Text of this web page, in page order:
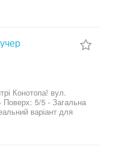
Локація:
в будинку,чудова
Покази
або
Конотопа! вул.
варіант для
що потрібно для